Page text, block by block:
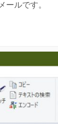
ールです。